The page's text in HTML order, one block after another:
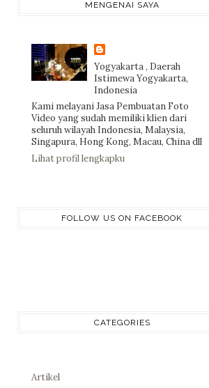
MENGENAI SAYA
Yogyakarta , Daerah
Istimewa Yogyakarta,
Indonesia
Kami melayani Jasa Pembuatan Foto
Video yang sudah memiliki klien dari
seluruh wilayah Indonesia, Malaysia,
Singapura, Hong Kong, Macau, China dll
Lihat profil lengkapku
FOLLOW US ON FACEBOOK
CATEGORIES
Artikel